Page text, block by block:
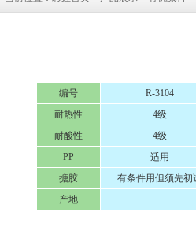
编号
R-3104
耐热性
4级
耐酸性
4级
PP
适用
搪胶
有条件用但须先初
产地